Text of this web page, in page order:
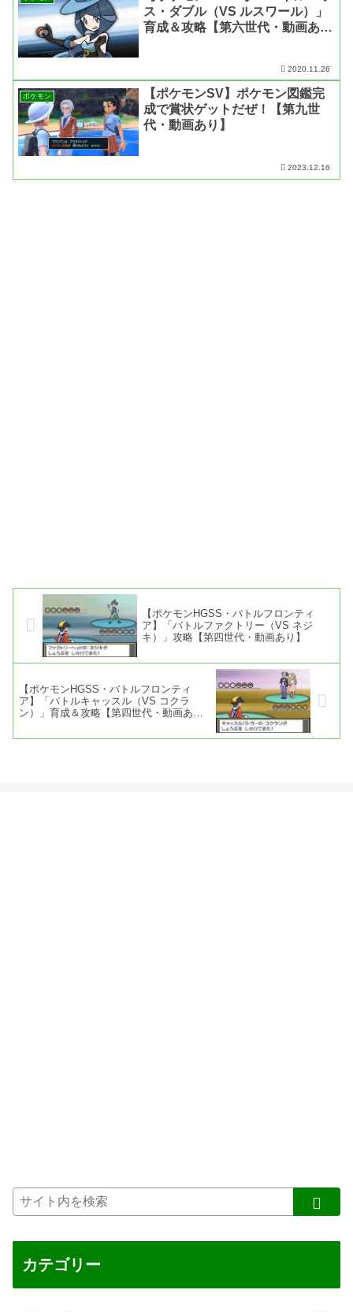
ス・ダブル（VS ルスワール）」
育成＆攻略【第六世代・動画あ
2020.11.26
ポケモン
【ポケモンSV】ポケモン図鑑完
成で賞状ゲットだぜ！【第九世
代・動画あり】
2023.12.16
【ポケモンHGSS・バトルフロンティ
ア】「バトルファクトリー（VS ネジ
キ）」攻略【第四世代・動画あり】
【ポケモンHGSS・バトルフロンティ
ア】「バトルキャッスル（VS コクラ
ン）」育成＆攻略【第四世代・動画あ
カテゴリー